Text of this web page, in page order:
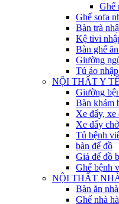
Ghế
Ghế sofa
Bàn trà
Kệ tivi
Bàn ghế
Giường
Tủ áo
NỘI THẤT Y TẾ
Giường
Bàn khám
Xe đẩy, xe
Xe đẩy
Tủ bệnh
bàn để đồ
Giá để đồ
Ghế bệnh
NỘI THẤT
Bàn ăn
Ghế nhà